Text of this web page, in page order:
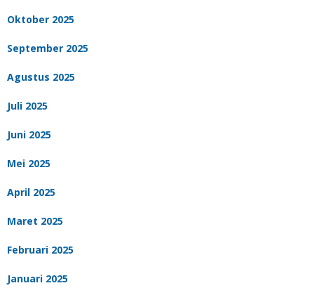
Oktober 2025
September 2025
Agustus 2025
Juli 2025
Juni 2025
Mei 2025
April 2025
Maret 2025
Februari 2025
Januari 2025